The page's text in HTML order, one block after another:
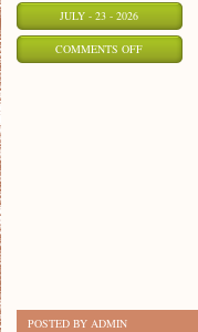
JULY - 23 - 2026
COMMENTS OFFON
POSTED BY ADMIN